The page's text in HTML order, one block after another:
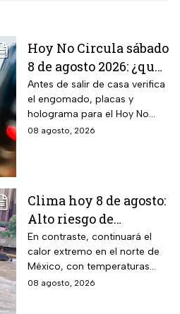
Hoy No Circula sábado
8 de agosto 2026: ¿qué
autos no circulan en
CDMX y Edomex?
Antes de salir de casa verifica
el engomado, placas y
holograma para el Hoy No
Circula de este sábado
08 agosto, 2026
Clima hoy 8 de agosto:
Alto riesgo de
inundaciones y
desbordamiento de
ríos por lluvias
intensas en dos
En contraste, continuará el
calor extremo en el norte de
México, con temperaturas
superiores a 45°C en el
08 agosto, 2026